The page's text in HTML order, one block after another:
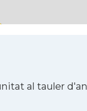
al tauler